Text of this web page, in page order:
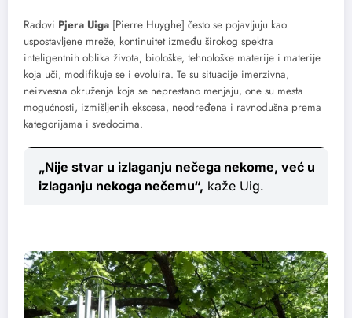
Radovi Pjera Uiga [Pierre Huyghe] često se pojavljuju kao
uspostavljene mreže, kontinuitet između širokog spektra
inteligentnih oblika života, biološke, tehnološke materije i materije
koja uči, modifikuje se i evoluira. Te su situacije imerzivna,
neizvesna okruženja koja se neprestano menjaju, one su mesta
mogućnosti, izmišljenih ekscesa, neodređena i ravnodušna prema
kategorijama i svedocima.
„Nije stvar u izlaganju nečega nekome, već u
izlaganju nekoga nečemu“, kaže Uig.